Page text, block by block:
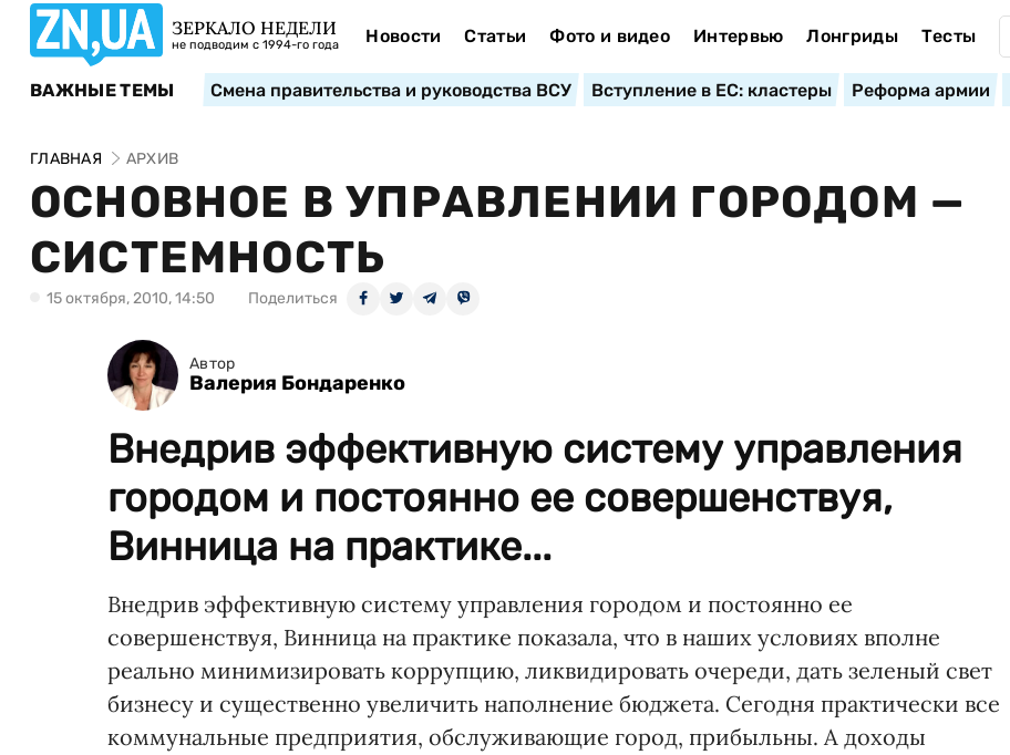
ЗЕРКАЛО НЕДЕЛИ
не подводим с 1994-го года Новости Статьи Фото и видео Интервью Лонгриды Тесты
ВАЖНЫЕ ТЕМЫ Смена правительства и руководства ВСУ Вступление в ЕС: кластеры Реформа армии
ГЛАВНАЯ АРХИВ
ОСНОВНОЕ В УПРАВЛЕНИИ ГОРОДОМ —
СИСТЕМНОСТЬ
15 октября, 2010, 14:50 Поделиться
Автор
Валерия Бондаренко
Внедрив эффективную систему управления
городом и постоянно ее совершенствуя,
Винница на практике...
Внедрив эффективную систему управления городом и постоянно ее
совершенствуя, Винница на практике показала, что в наших условиях вполне
реально минимизировать коррупцию, ликвидировать очереди, дать зеленый свет
бизнесу и существенно увеличить наполнение бюджета. Сегодня практически все
коммунальные предприятия, обслуживающие город, прибыльны. А доходы